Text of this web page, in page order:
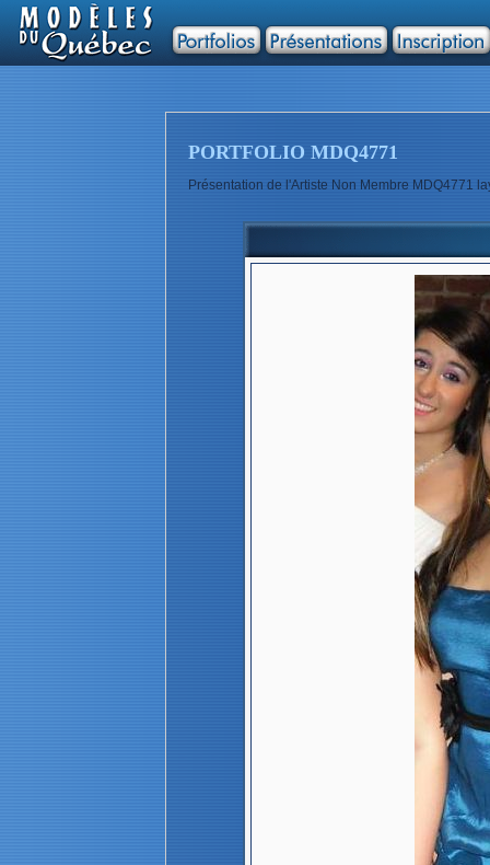
PORTFOLIO MDQ4771
Présentation de l'Artiste Non Membre MDQ4771